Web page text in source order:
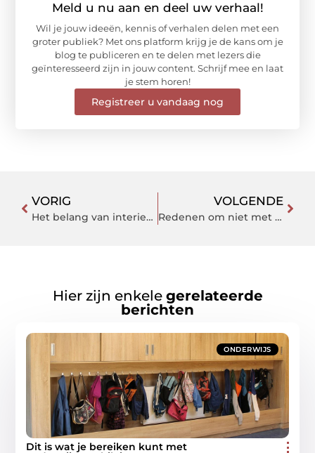
Meld u nu aan en deel uw verhaal!
Wil je jouw ideeën, kennis of verhalen delen met een
groter publiek? Met ons platform krijg je de kans om je
blog te publiceren en te delen met lezers die
geïnteresseerd zijn in jouw content. Schrijf mee en laat
je stem horen!
Registreer u vandaag nog
VORIG
Het belang van interieurs in restaurants
VOLGENDE
Redenen om niet met een gebroken scherm rond te lopen
Hier zijn enkele gerelateerde
berichten
ONDERWIJS
Dit is wat je bereiken kunt met